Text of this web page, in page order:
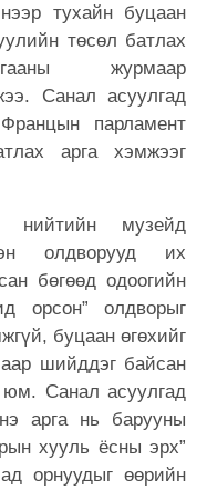
тухайн буцаан
төсөл батлах
журмаар
Санал асуулгад
парламент
арга хэмжээг
музейд
олдворууд их
бөгөөд одоогийн
орсон” олдворыг
буцаан өгөхийг
шийддэг байсан
юм. Санал асуулгад
арга нь барууны
хууль ёсны эрх”
орнуудыг өөрийн